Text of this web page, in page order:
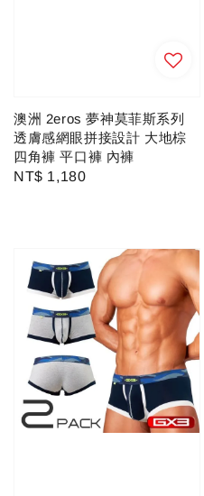
澳洲 2eros 夢神莫菲斯系列
透膚感網眼拼接設計 大地棕
四角褲 平口褲 內褲
Regular
NT$ 1,180